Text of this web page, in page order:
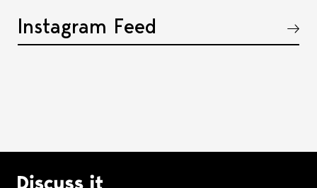
Instagram Feed
Akkordeon öffnen, bzw. schliessen
Logo Discuss it